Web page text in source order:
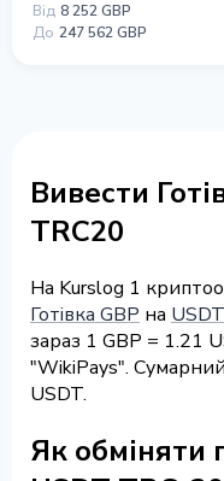
Від 8 252 GBP
До 247 562 GBP
Вивести
TRC20
На Kurslog 1
Готівка GBP на
зараз 1 GBP = 1.21
"WikiPays".
USDT.
Як обміняти